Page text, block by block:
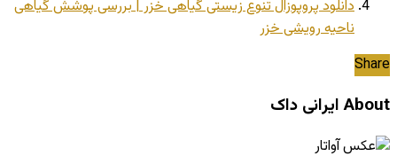
دانلود پروپوزال تنوع زیستی گیاهی خزر | بررسی پوشش گیاهی
ناحیه رویشی خزر
Share
About ایرانی داک